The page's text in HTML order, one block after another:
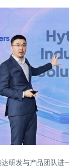
研发与产品团队进